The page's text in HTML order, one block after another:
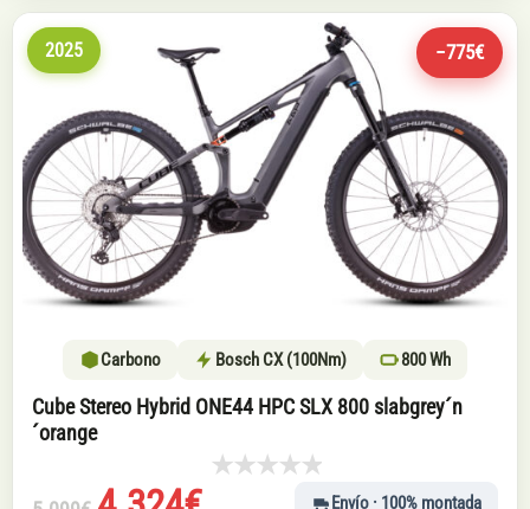
2025 −775€
Carbono Bosch CX (100Nm) 800 Wh
Cube Stereo Hybrid ONE44 HPC SLX 800 slabgrey´n
´orange
Envío · 100% montada
El
El